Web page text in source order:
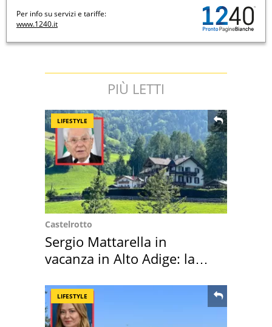
Per info su servizi e tariffe:
www.1240.it
PIÙ LETTI
LIFESTYLE
Castelrotto
Sergio Mattarella in
vacanza in Alto Adige: la
LIFESTYLE